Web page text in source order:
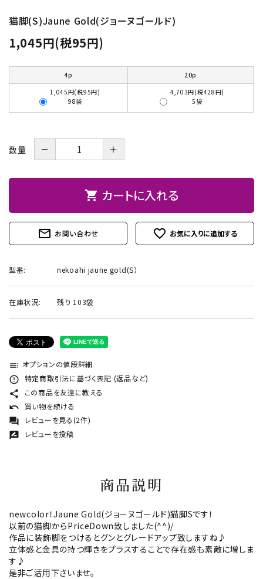
コンテンツ
グループ
お問い合わせ
猫脚(S)Jaune Gold(ジョーヌゴールド)
1,045円(税95円)
4p
20p
1,045円(税95円)
98袋
4,703円(税428円)
5袋
数量 － ＋
shopping_cart カートに入れる
mail_outline お問い合わせ favorite_outline
型番: nekoahi jaune gold(S）
在庫状況: 残り 103袋
toc オプションの値段詳細
error_outline 特定商取引法に基づく表記 (返品など)
share この商品を友達に教える
undo 買い物を続ける
forum レビューを見る(2件)
rate_review レビューを投稿
商品説明
newcolor！Jaune Gold(ジョーヌゴールド)猫脚Sです！
以前の猫脚からPriceDown致しました(^^)/
作品に装飾脚をつけるとグンとグレードアップ致しますね♪
立体感と金具の持つ輝きをプラスすることで存在感も素敵に増しま
す♪
是非ご活用下さいませ。